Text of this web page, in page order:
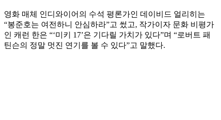
영화 매체 인디와이어의 수석 평론가인 데이비드 얼리히는
“봉준호는 여전하니 안심하라”고 썼고, 작가이자 문화 비평가
인 캐런 한은 “‘미키 17’은 기다릴 가치가 있다”며 “로버트 패
틴슨의 정말 멋진 연기를 볼 수 있다”고 말했다.